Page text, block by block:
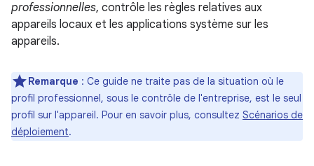
professionnelles, contrôle les règles relatives aux
appareils locaux et les applications système sur les
appareils.
Remarque : Ce guide ne traite pas de la situation où le
profil professionnel, sous le contrôle de l'entreprise, est le seul
profil sur l'appareil. Pour en savoir plus, consultez Scénarios de
déploiement.